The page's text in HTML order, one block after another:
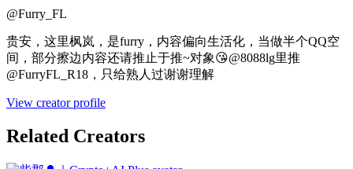
@Furry_FL
贵安，这里枫岚，是furry，内容偏向生活化，当做半个QQ空
间，部分擦边内容还请推止于推~对象😘@8088lg里推
@FurryFL_R18，只给熟人过谢谢理解
View creator profile
Related Creators